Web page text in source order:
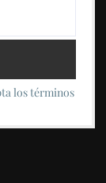
los términos